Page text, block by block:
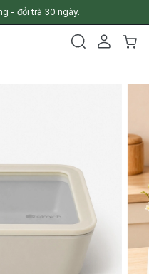
- đổi trả 30 ngày.